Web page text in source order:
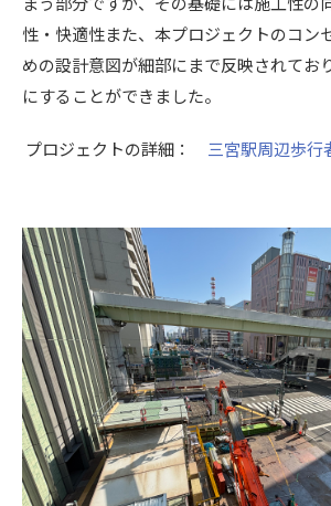
まう部分ですが、その基礎には施工性の
性・快適性また、本プロジェクトのコン
めの設計意図が細部にまで反映されてお
にすることができました。
プロジェクトの詳細： 三宮駅周辺歩行